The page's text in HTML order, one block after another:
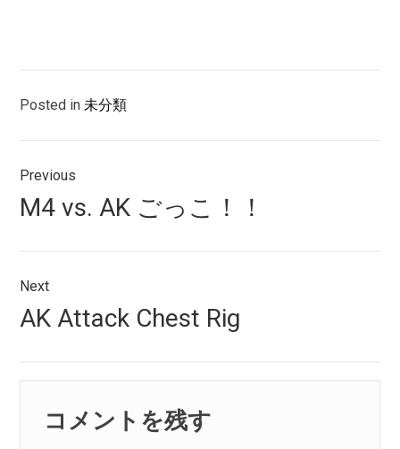
Posted in 未分類
投
稿
ナ
ビ
ゲ
ー
シ
ョ
ン
Previous
Previous
post:
M4 vs. AK ごっこ！！
Next
Next
post:
AK Attack Chest Rig
コメントを残す